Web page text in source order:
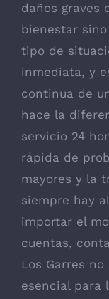
daños graves
bienestar
tipo de
inmediata, y
continua de
hace la
servicio 24
rápida de
mayores y la
siempre hay
importar el
cuentas,
Los Garres
esencial para